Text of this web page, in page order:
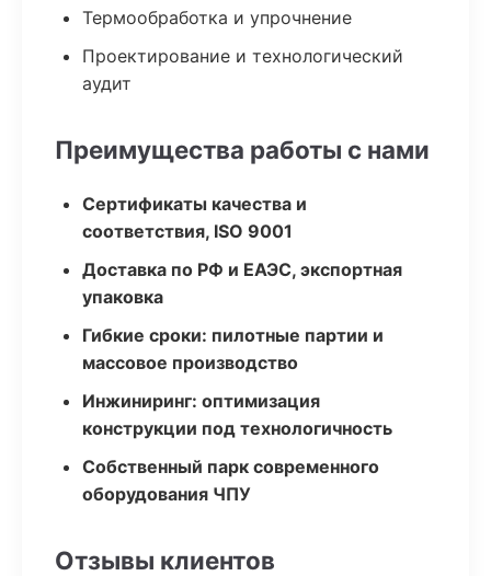
Термообработка и упрочнение
Проектирование и технологический
аудит
Преимущества работы с нами
Сертификаты качества и
соответствия, ISO 9001
Доставка по РФ и ЕАЭС, экспортная
упаковка
Гибкие сроки: пилотные партии и
массовое производство
Инжиниринг: оптимизация
конструкции под технологичность
Собственный парк современного
оборудования ЧПУ
Отзывы клиентов